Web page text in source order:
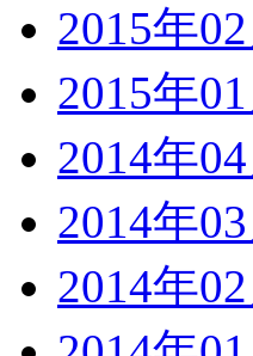
2015年
2015年
2014年
2014年
2014年